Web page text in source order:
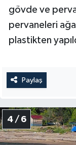
gövde ve
pervaneleri
plastikten
Paylaş
4 / 6